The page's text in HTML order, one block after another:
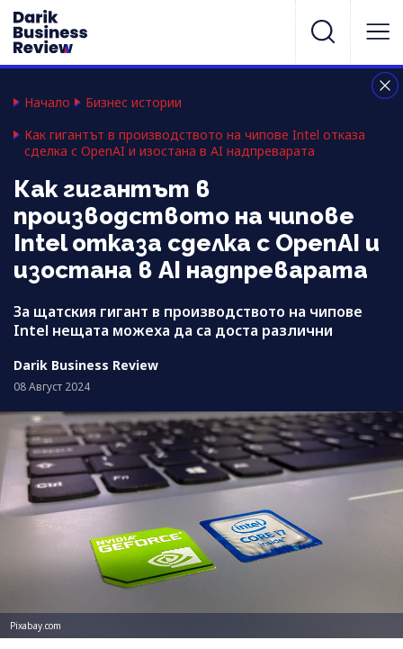
Начало
Бизнес истории
Как гигантът в производството на чипове Intel отказа
сделка с OpenAI и изостана в AI надпреварата
Как гигантът в
производството на чипове
Intel отказа сделка с OpenAI и
изостана в AI надпреварата
За щатския гигант в производството на чипове
Intel нещата можеха да са доста различни
Darik Business Review
08 Август 2024
Pixabay.com